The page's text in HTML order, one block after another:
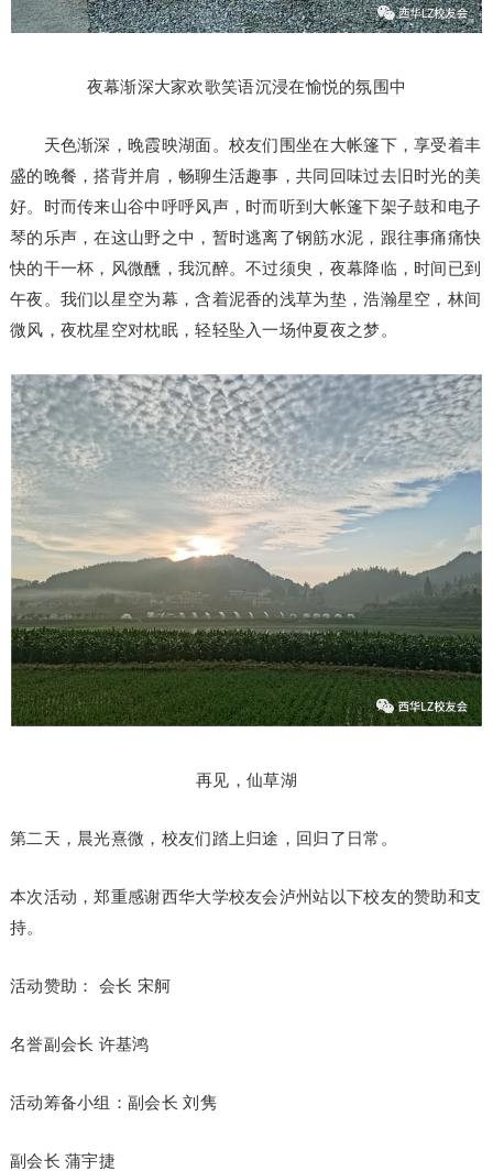
夜幕渐深大家欢歌笑语沉浸在愉悦的氛围中
天色渐深，晚霞映湖面。校友们围坐在大帐篷下，享受着丰
盛的晚餐，搭背并肩，畅聊生活趣事，共同回味过去旧时光的美
好。时而传来山谷中呼呼风声，时而听到大帐篷下架子鼓和电子
琴的乐声，在这山野之中，暂时逃离了钢筋水泥，跟往事痛痛快
快的干一杯，风微醺，我沉醉。不过须臾，夜幕降临，时间已到
午夜。我们以星空为幕，含着泥香的浅草为垫，浩瀚星空，林间
微风，夜枕星空对枕眠，轻轻坠入一场仲夏夜之梦。
再见，仙草湖
第二天，晨光熹微，校友们踏上归途，回归了日常。
本次活动，郑重感谢西华大学校友会泸州站以下校友的赞助和支
持。
活动赞助： 会长 宋舸
名誉副会长 许基鸿
活动筹备小组：副会长 刘隽
副会长 蒲宇捷